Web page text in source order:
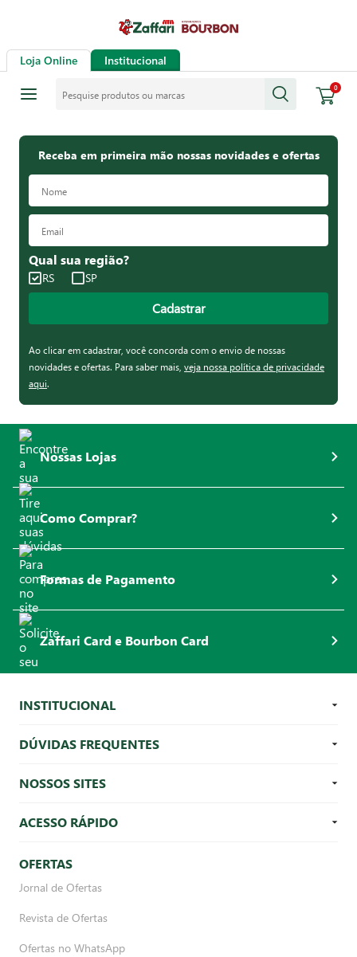
Loja Online Institucional
0
Receba em primeira mão nossas novidades e ofertas
Qual sua região?
RS SP
Cadastrar
Ao clicar em cadastrar, você concorda com o envio de nossas
novidades e ofertas. Para saber mais, veja nossa política de privacidade
aqui.
Nossas Lojas
Como Comprar?
Formas de Pagamento
Zaffari Card e Bourbon Card
INSTITUCIONAL
DÚVIDAS FREQUENTES
NOSSOS SITES
ACESSO RÁPIDO
OFERTAS
Jornal de Ofertas
Revista de Ofertas
Ofertas no WhatsApp